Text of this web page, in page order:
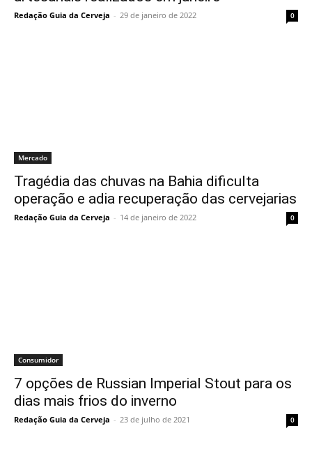
Redação Guia da Cerveja - 29 de janeiro de 2022 0
Mercado
Tragédia das chuvas na Bahia dificulta
operação e adia recuperação das cervejarias
Redação Guia da Cerveja - 14 de janeiro de 2022 0
Consumidor
7 opções de Russian Imperial Stout para os
dias mais frios do inverno
Redação Guia da Cerveja - 23 de julho de 2021 0